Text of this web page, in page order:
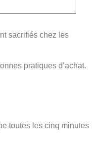
sacrifiés chez les
pratiques d’achat.
toutes les cinq minutes